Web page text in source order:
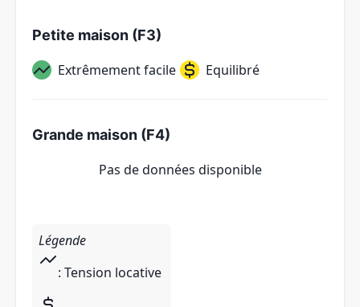
Petite maison (F3)
Extrêmement facile Equilibré
Grande maison (F4)
Pas de données disponible
Légende
: Tension locative